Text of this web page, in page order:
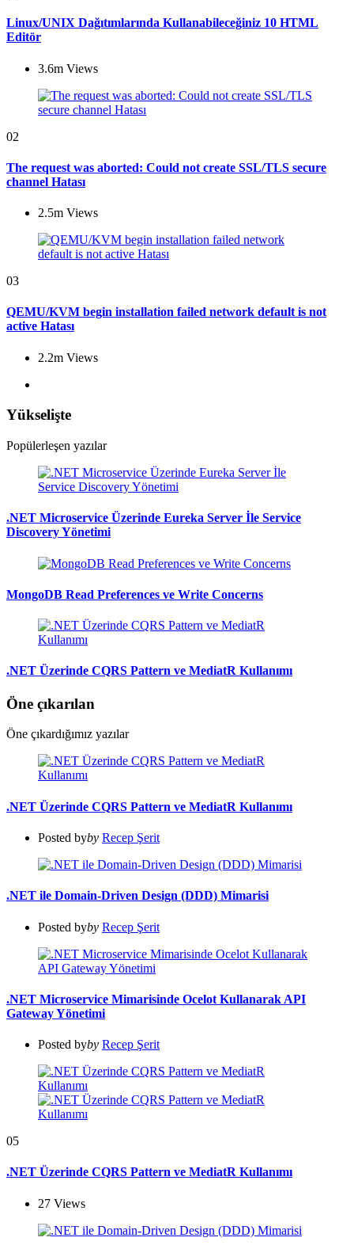
Linux/UNIX Dağıtımlarında Kullanabileceğiniz 10 HTML
Editör
3.6m Views
02
The request was aborted: Could not create SSL/TLS secure
channel Hatası
2.5m Views
03
QEMU/KVM begin installation failed network default is not
active Hatası
2.2m Views
Yükselişte
Popülerleşen yazılar
.NET Microservice Üzerinde Eureka Server İle Service
Discovery Yönetimi
MongoDB Read Preferences ve Write Concerns
.NET Üzerinde CQRS Pattern ve MediatR Kullanımı
Öne çıkarılan
Öne çıkardığımız yazılar
.NET Üzerinde CQRS Pattern ve MediatR Kullanımı
Posted byby Recep Şerit
.NET ile Domain-Driven Design (DDD) Mimarisi
Posted byby Recep Şerit
.NET Microservice Mimarisinde Ocelot Kullanarak API
Gateway Yönetimi
Posted byby Recep Şerit
05
.NET Üzerinde CQRS Pattern ve MediatR Kullanımı
27 Views